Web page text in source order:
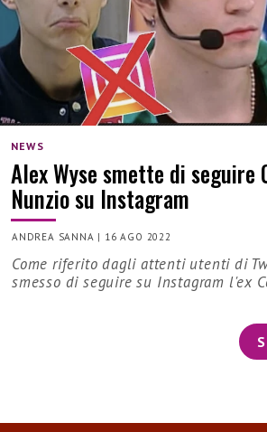
NEWS
Alex Wyse smette di seguire
Nunzio su Instagram
ANDREA SANNA | 16 AGO 2022
Come riferito dagli attenti utenti di
smesso di seguire su Instagram l'ex